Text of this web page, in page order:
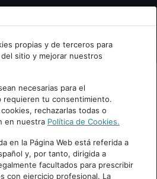
tu email.
Cancelar
propias y de terceros para
sitio y mejorar nuestros
necesarias para el
requieren tu consentimiento.
rechazarlas todas o
en nuestra Política de Cookies.
en la Página Web está referida a
y, por tanto, dirigida a
facultados para prescribir
con ejercicio profesional. La